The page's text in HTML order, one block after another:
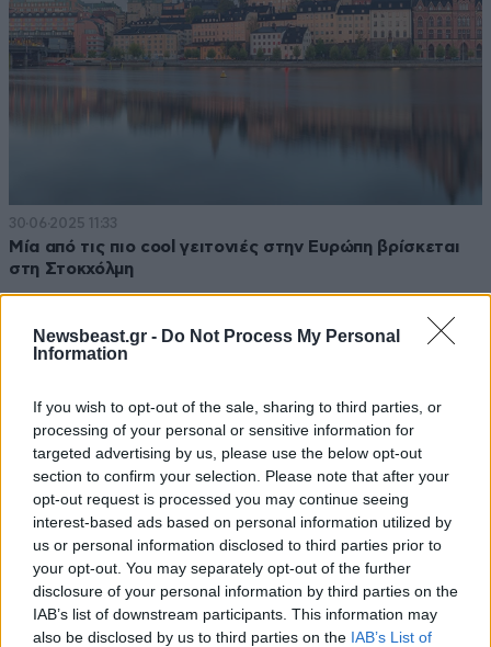
Newsbeast.gr - Do Not Process My Personal
Information
If you wish to opt-out of the sale, sharing to third parties, or
processing of your personal or sensitive information for
targeted advertising by us, please use the below opt-out
section to confirm your selection. Please note that after your
opt-out request is processed you may continue seeing
interest-based ads based on personal information utilized by
us or personal information disclosed to third parties prior to
your opt-out. You may separately opt-out of the further
disclosure of your personal information by third parties on the
IAB’s list of downstream participants. This information may
also be disclosed by us to third parties on the IAB’s List of
30·06·2025 11:33
Μία από τις πιο cool γειτονιές στην Ευρώπη βρίσκεται
στη Στοκχόλμη
21·02·2025 22:41